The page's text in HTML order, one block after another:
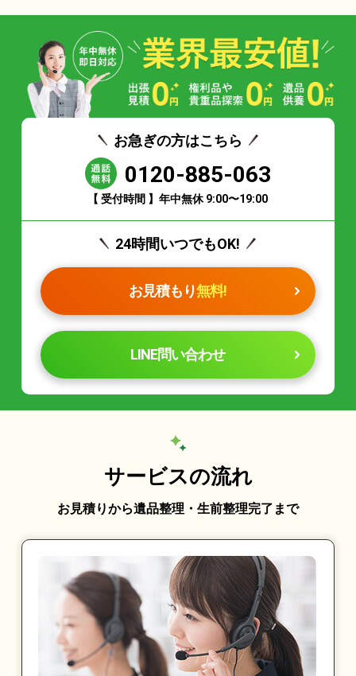
お急ぎの方はこちら
0120-885-063
【 受付時間 】年中無休 9:00〜19:00
24時間いつでもOK!
お見積もり無料!
LINE問い合わせ
サービスの流れ
お見積りから遺品整理・生前整理完了まで